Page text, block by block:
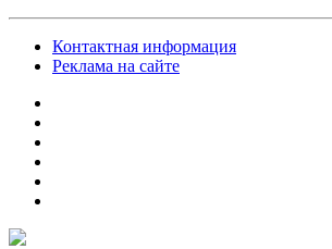
Контактная информация
Реклама на сайте